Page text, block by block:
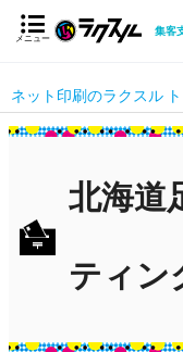
メニュー
集客
ネット印刷のラクスル
北海道
ティン